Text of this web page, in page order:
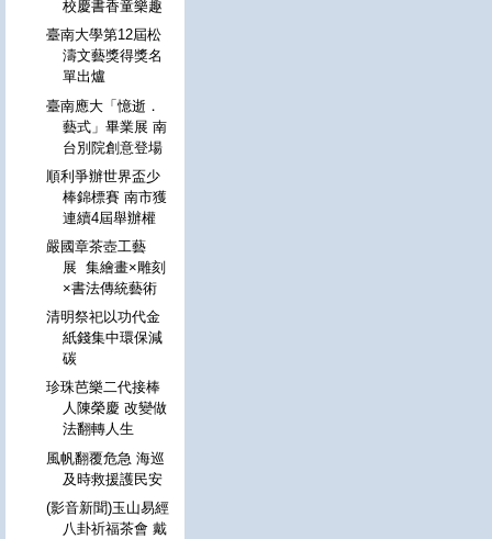
校慶書香童樂趣
臺南大學第12屆松
濤文藝獎得獎名
單出爐
臺南應大「憶逝．
藝式」畢業展 南
台別院創意登場
順利爭辦世界盃少
棒錦標賽 南市獲
連續4屆舉辦權
嚴國章茶壺工藝
展 集繪畫×雕刻
×書法傳統藝術
清明祭祀以功代金
紙錢集中環保減
碳
珍珠芭樂二代接棒
人陳榮慶 改變做
法翻轉人生
風帆翻覆危急 海巡
及時救援護民安
(影音新聞)玉山易經
八卦祈福茶會 戴